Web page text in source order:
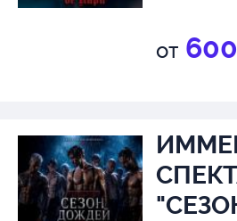
от 600